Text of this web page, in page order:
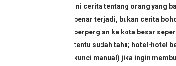
Pemkab Tanah
Langkah
Pilih Ikut
Ini cerita tentang orang yang
benar terjadi, bukan cerita
berpergian ke kota besar
tentu sudah tahu; hotel-hotel
kunci manual) jika ingin